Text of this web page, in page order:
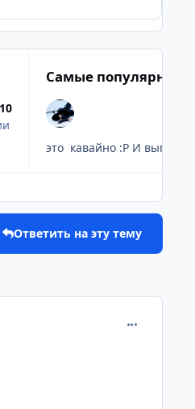
Самые популярные
это кавайно
Ответить на эту тему